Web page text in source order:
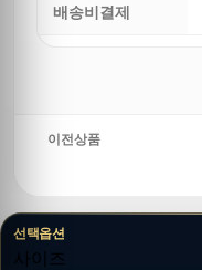
배송비결제
이전상품
선택옵션
사이즈